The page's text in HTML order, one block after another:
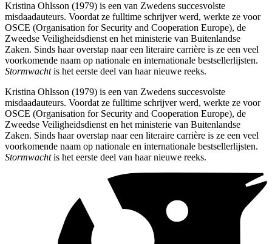
Kristina Ohlsson (1979) is een van Zwedens succesvolste
misdaadauteurs. Voordat ze fulltime schrijver werd, werkte ze voor
OSCE (Organisation for Security and Cooperation Europe), de
Zweedse Veiligheidsdienst en het ministerie van Buitenlandse
Zaken. Sinds haar overstap naar een literaire carrière is ze een veel
voorkomende naam op nationale en internationale bestsellerlijsten.
Stormwachtis het eerste deel van haar nieuwe reeks.
Kristina Ohlsson (1979) is een van Zwedens succesvolste
misdaadauteurs. Voordat ze fulltime schrijver werd, werkte ze voor
OSCE (Organisation for Security and Cooperation Europe), de
Zweedse Veiligheidsdienst en het ministerie van Buitenlandse
Zaken. Sinds haar overstap naar een literaire carrière is ze een veel
voorkomende naam op nationale en internationale bestsellerlijsten.
Stormwachtis het eerste deel van haar nieuwe reeks.